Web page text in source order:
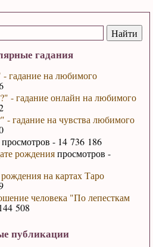
гадания
- гадание на любимого
- гадание онлайн на любимого
- гадание на чувства любимого
просмотров - 14 736 186
рожденияпросмотров -
на картах Таро
человека "По лепесткам
508
публикации